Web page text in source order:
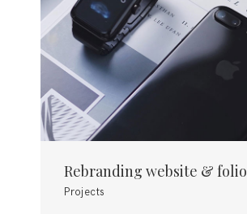
Rebranding website & folio
Projects